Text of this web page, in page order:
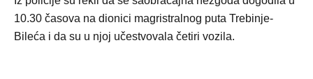
10.30 časova na dionici magristralnog puta Trebinje-
Bileća i da su u njoj učestvovala četiri vozila.